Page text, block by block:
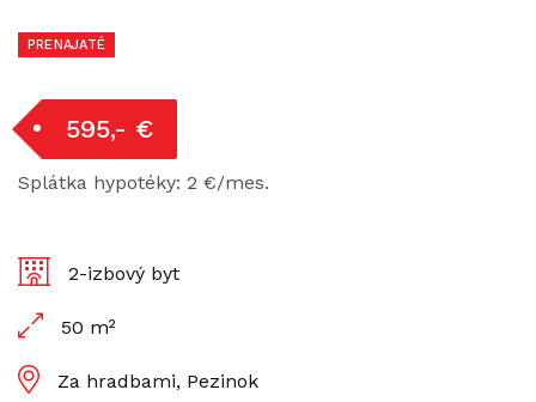
PRENAJATÉ
595,- €
Splátka hypotéky: 2 €/mes.
2-izbový byt
50 m²
Za hradbami, Pezinok